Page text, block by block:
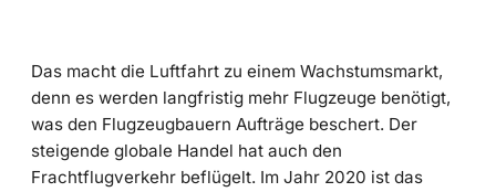
Das macht die Luftfahrt zu einem Wachstumsmarkt,
denn es werden langfristig mehr Flugzeuge benötigt,
was den Flugzeugbauern Aufträge beschert. Der
steigende globale Handel hat auch den
Frachtflugverkehr beflügelt. Im Jahr 2020 ist das